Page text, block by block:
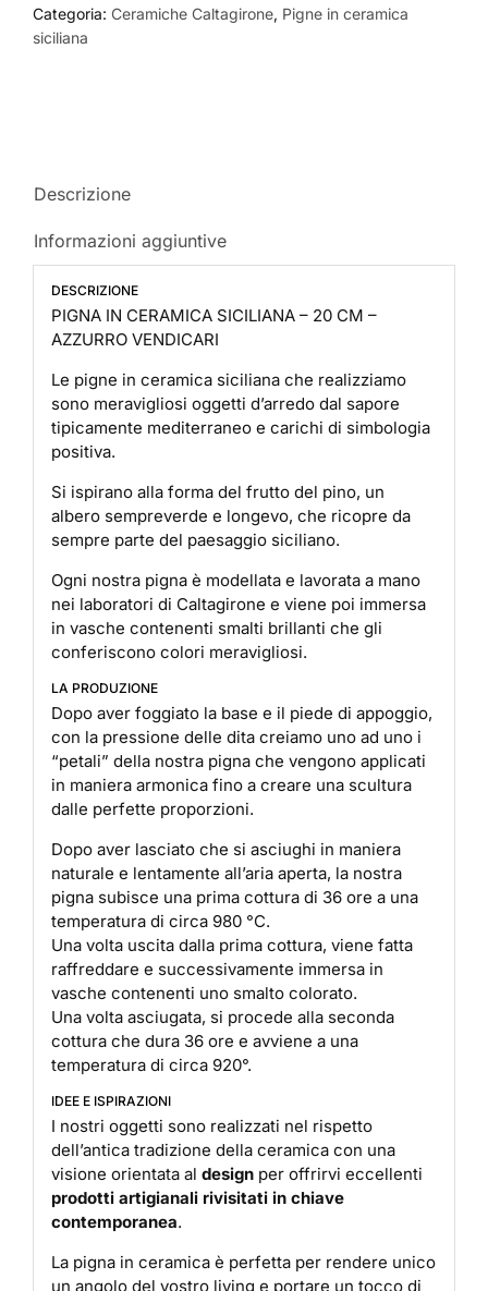
–
Categoria: Ceramiche Caltagirone, Pigne in ceramica
siciliana
Descrizione
Informazioni aggiuntive
DESCRIZIONE
PIGNA IN CERAMICA SICILIANA – 20 CM –
AZZURRO VENDICARI
Le pigne in ceramica siciliana che realizziamo
sono meravigliosi oggetti d’arredo dal sapore
tipicamente mediterraneo e carichi di simbologia
positiva.
Si ispirano alla forma del frutto del pino, un
albero sempreverde e longevo, che ricopre da
sempre parte del paesaggio siciliano.
Ogni nostra pigna è modellata e lavorata a mano
nei laboratori di Caltagirone e viene poi immersa
in vasche contenenti smalti brillanti che gli
conferiscono colori meravigliosi.
LA PRODUZIONE
Dopo aver foggiato la base e il piede di appoggio,
con la pressione delle dita creiamo uno ad uno i
“petali” della nostra pigna che vengono applicati
in maniera armonica fino a creare una scultura
dalle perfette proporzioni.
Dopo aver lasciato che si asciughi in maniera
naturale e lentamente all’aria aperta, la nostra
pigna subisce una prima cottura di 36 ore a una
temperatura di circa 980 °C.
Una volta uscita dalla prima cottura, viene fatta
raffreddare e successivamente immersa in
vasche contenenti uno smalto colorato.
Una volta asciugata, si procede alla seconda
cottura che dura 36 ore e avviene a una
temperatura di circa 920°.
IDEE E ISPIRAZIONI
I nostri oggetti sono realizzati nel rispetto
dell’antica tradizione della ceramica con una
visione orientata al designper offrirvi eccellenti
prodotti artigianali rivisitati in chiave
contemporanea.
La pigna in ceramica è perfetta per rendere unico
un angolo del vostro living e portare un tocco di